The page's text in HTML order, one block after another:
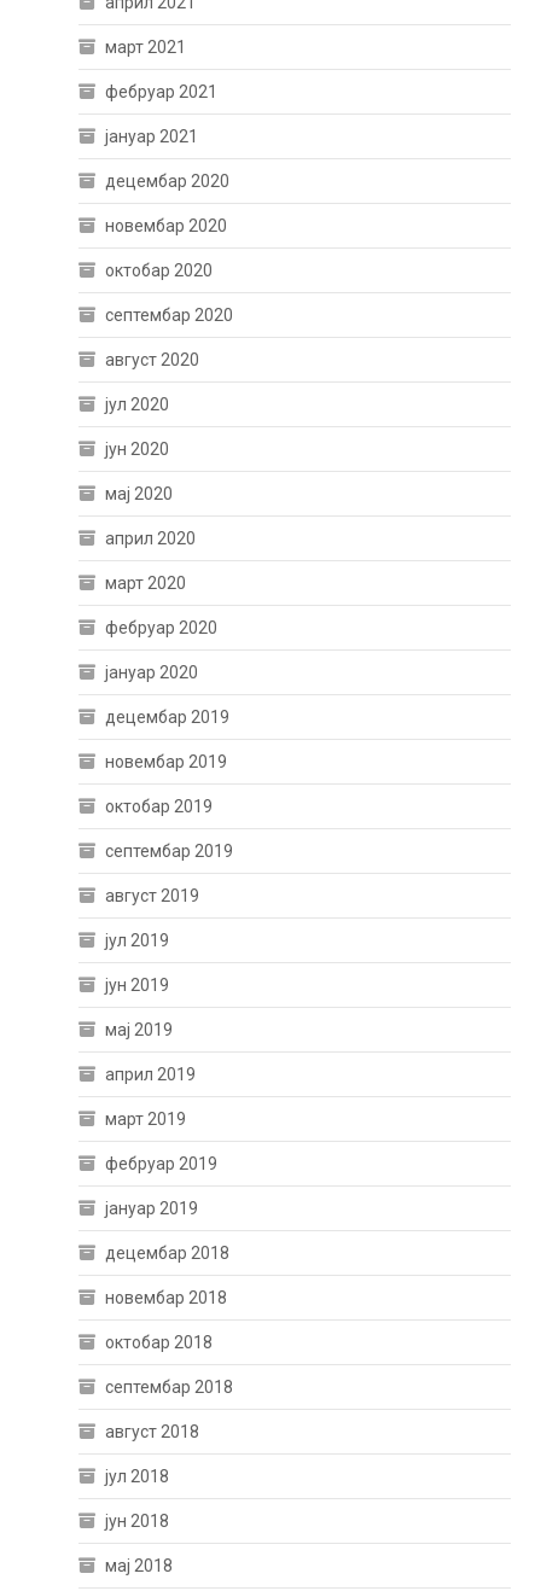
март 2021
фебруар 2021
јануар 2021
децембар 2020
новембар 2020
октобар 2020
септембар 2020
август 2020
јул 2020
јун 2020
мај 2020
април 2020
март 2020
фебруар 2020
јануар 2020
децембар 2019
новембар 2019
октобар 2019
септембар 2019
август 2019
јул 2019
јун 2019
мај 2019
април 2019
март 2019
фебруар 2019
јануар 2019
децембар 2018
новембар 2018
октобар 2018
септембар 2018
август 2018
јул 2018
јун 2018
мај 2018